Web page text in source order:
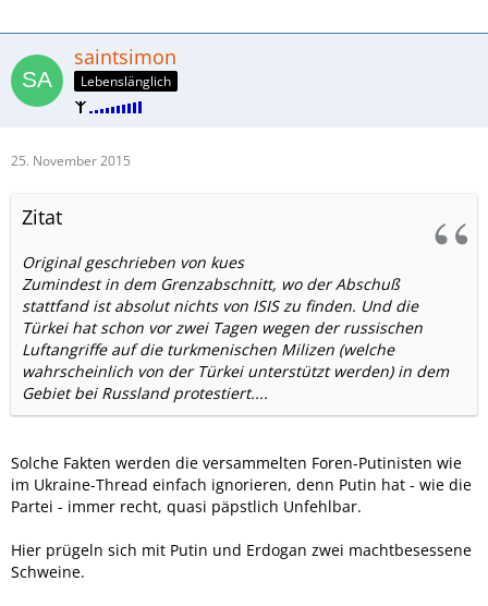
saintsimon
Lebenslänglich
25. November 2015
Zitat
Original geschrieben von kues
Zumindest in dem Grenzabschnitt, wo der Abschuß
stattfand ist absolut nichts von ISIS zu finden. Und die
Türkei hat schon vor zwei Tagen wegen der russischen
Luftangriffe auf die turkmenischen Milizen (welche
wahrscheinlich von der Türkei unterstützt werden) in dem
Gebiet bei Russland protestiert....
Solche Fakten werden die versammelten Foren-Putinisten wie
im Ukraine-Thread einfach ignorieren, denn Putin hat - wie die
Partei - immer recht, quasi päpstlich Unfehlbar.
Hier prügeln sich mit Putin und Erdogan zwei machtbesessene
Schweine.